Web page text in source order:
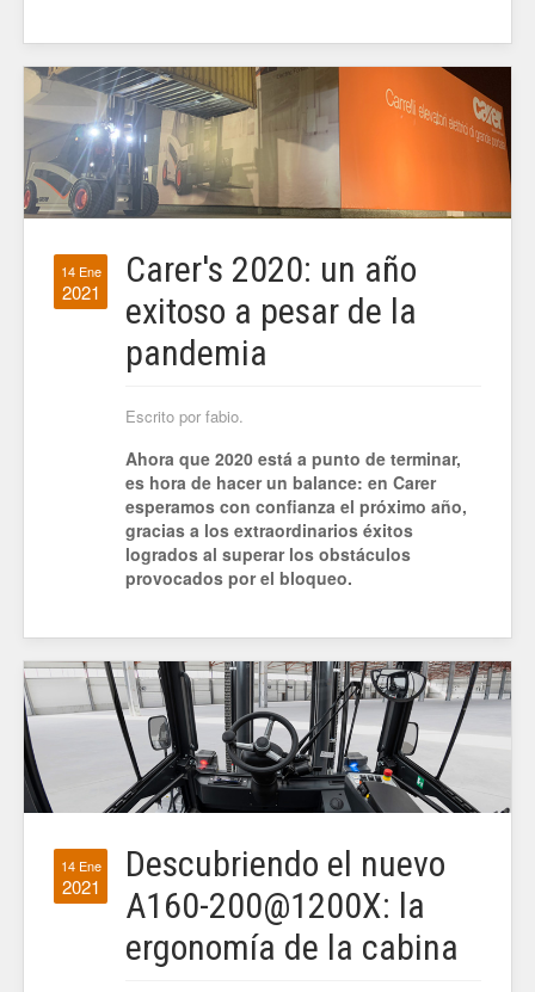
14 Ene
2021
Carer's 2020: un año
exitoso a pesar de la
pandemia
Escrito por fabio.
Ahora que 2020 está a punto de terminar,
es hora de hacer un balance: en Carer
esperamos con confianza el próximo año,
gracias a los extraordinarios éxitos
logrados al superar los obstáculos
provocados por el bloqueo.
14 Ene
2021
Descubriendo el nuevo
A160-200@1200X: la
ergonomía de la cabina